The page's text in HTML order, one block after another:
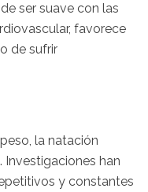
ser suave con las
favorece
de sufrir
la natación
Investigaciones han
y constantes